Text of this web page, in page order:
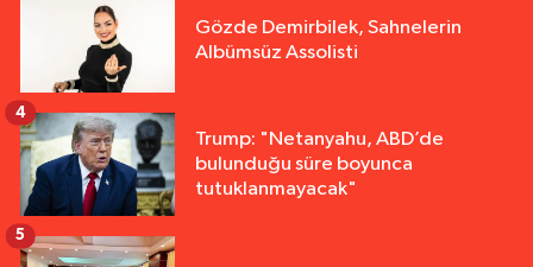
Gözde Demirbilek, Sahnelerin
Albümsüz Assolisti
Trump: "Netanyahu, ABD’de
bulunduğu süre boyunca
tutuklanmayacak"
4
5